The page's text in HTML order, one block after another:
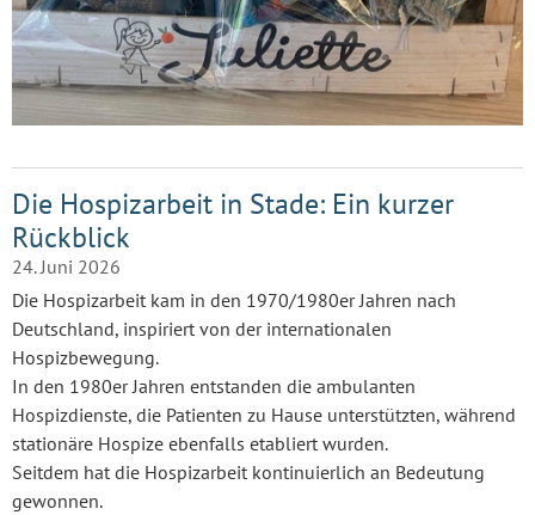
Die Hospizarbeit in Stade: Ein kurzer
Rückblick
24. Juni 2026
Die Hospizarbeit kam in den 1970/1980er Jahren nach
Deutschland, inspiriert von der internationalen
Hospizbewegung.
In den 1980er Jahren entstanden die ambulanten
Hospizdienste, die Patienten zu Hause unterstützten, während
stationäre Hospize ebenfalls etabliert wurden.
Seitdem hat die Hospizarbeit kontinuierlich an Bedeutung
gewonnen.